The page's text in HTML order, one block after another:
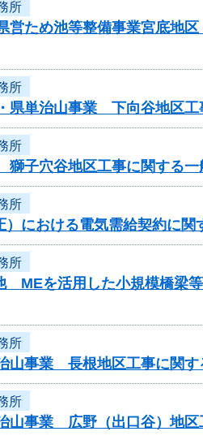
所
営ため池等整備事業宮底地
所
県単治山事業 下向谷地区
所
獅子穴谷地区工事に関する
所
における電気需給契約に関
所
を活用した小規模橋梁
所
山事業 長根地区工事に関す
所
山事業 広野（出口谷）地区